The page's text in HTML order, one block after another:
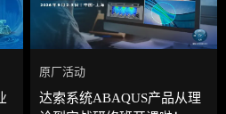
原厂活动
达索系统ABAQUS产品从理